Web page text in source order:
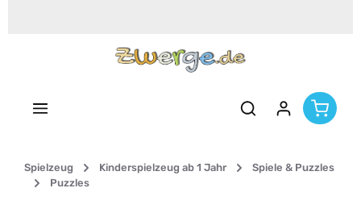
Spielzeug Kinderspielzeug ab 1 Jahr
Spiele & Puzzles
Puzzles